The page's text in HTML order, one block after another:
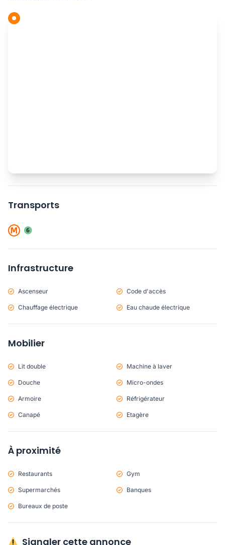
Transports
Infrastructure
Ascenseur Code d'accès
Chauffage électrique Eau chaude électrique
Mobilier
Lit double Machine à laver
Douche Micro-ondes
Armoire Réfrigérateur
Canapé Etagère
À proximité
Restaurants Gym
Supermarchés Banques
Bureaux de poste
Signaler cette annonce